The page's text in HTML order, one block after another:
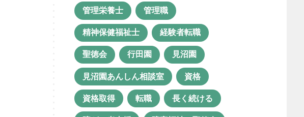
未経験転職
栄養管理 活動
特別支援学校 理学療法士
生活支援員 生産活動
相談支援 相談支援事業
管理栄養士 管理職
精神保健福祉士 経験者転職
聖徳会 行田園 見沼園
見沼園あんしん相談室 資格
資格取得 転職 長く続ける